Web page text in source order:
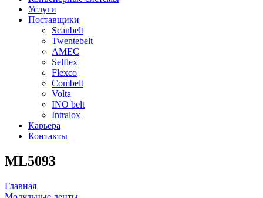
Услуги
Поставщики
Scanbelt
Twentebelt
АMEC
Selflex
Flexco
Combelt
Volta
INO belt
Intralox
Карьера
Контакты
ML5093
Главная